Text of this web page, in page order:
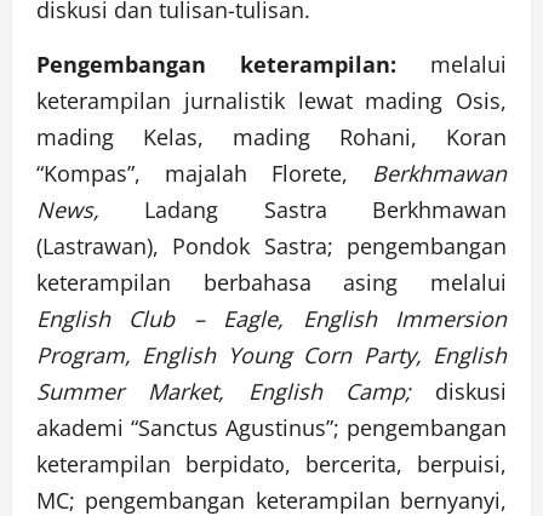
diskusi dan tulisan-tulisan.
Pengembangan keterampilan: melalui
keterampilan jurnalistik lewat mading Osis,
mading Kelas, mading Rohani, Koran
“Kompas”, majalah Florete, Berkhmawan
News, Ladang Sastra Berkhmawan
(Lastrawan), Pondok Sastra; pengembangan
keterampilan berbahasa asing melalui
English Club – Eagle, English Immersion
Program, English Young Corn Party, English
Summer Market, English Camp;diskusi
akademi “Sanctus Agustinus”; pengembangan
keterampilan berpidato, bercerita, berpuisi,
MC; pengembangan keterampilan bernyanyi,